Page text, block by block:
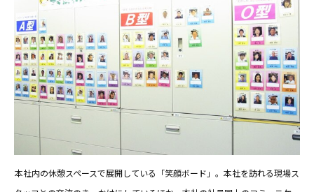
本社内の休憩スペースで展開している「笑顔ボード」。本社を訪れる現場ス